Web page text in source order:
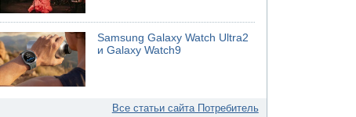
Samsung Galaxy Watch Ultra2
и Galaxy Watch9
Все статьи сайта Потребитель